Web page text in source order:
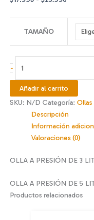
precios:
desde
$17.990
hasta
TAMAÑO
-
DE
PRESIÓN
DE
cantidad
Añadir al carrito
SKU: N/D Categoría: Ollas
Descripción
Información
Valoraciones (0)
OLLA A PRESIÓN DE 3
OLLA A PRESIÓN DE 5
Productos relacionados